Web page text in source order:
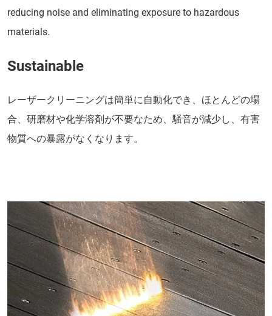
reducing noise and eliminating exposure to hazardous
materials.
Sustainable
レーザークリーニングは簡単に自動化でき、ほとんどの場
合、研磨材や化学溶剤が不要なため、騒音が減少し、有害
物質への暴露がなくなります。